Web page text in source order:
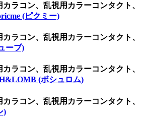
ラコン、乱視用カラーコンタクト、
(ピクミー)
ラコン、乱視用カラーコンタクト、
ーブ)
ラコン、乱視用カラーコンタクト、
(ボシュロム)
ラコン、乱視用カラーコンタクト、
)